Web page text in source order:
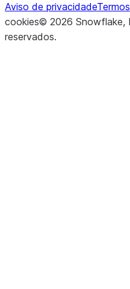
Aviso de privacidade
cookies© 2026 Snowflake,
reservados.